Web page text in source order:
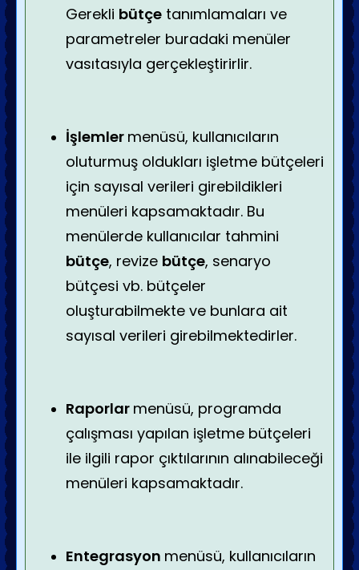
Gerekli bütçe tanımlamaları ve
parametreler buradaki menüler
vasıtasıyla gerçekleştirirlir.
İşlemler menüsü, kullanıcıların
oluturmuş oldukları işletme bütçeleri
için sayısal verileri girebildikleri
menüleri kapsamaktadır. Bu
menülerde kullanıcılar tahmini
bütçe, revize bütçe, senaryo
bütçesi vb. bütçeler
oluşturabilmekte ve bunlara ait
sayısal verileri girebilmektedirler.
Raporlar menüsü, programda
çalışması yapılan işletme bütçeleri
ile ilgili rapor çıktılarının alınabileceği
menüleri kapsamaktadır.
Entegrasyon menüsü, kullanıcıların